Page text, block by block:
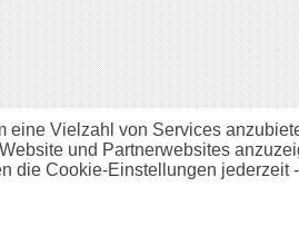
eine Vielzahl von Services
und Partnerwebsites
die Cookie-Einstellungen jederzeit